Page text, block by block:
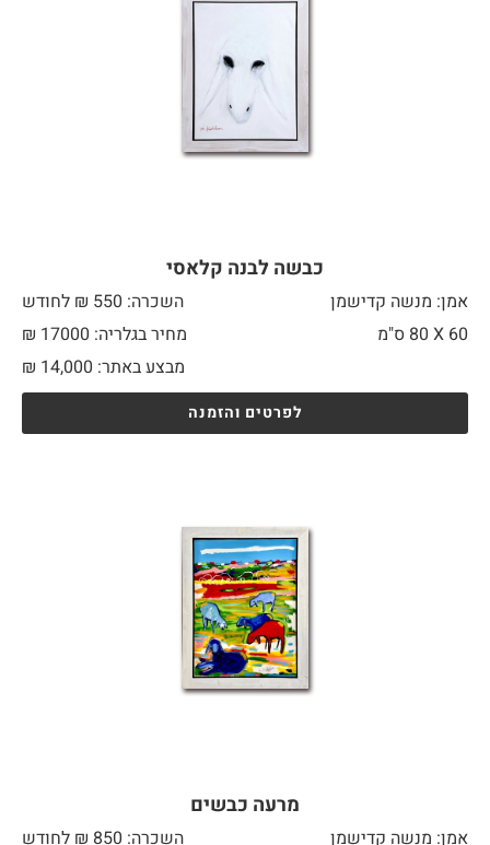
כבשה לבנה קלאסי
אמן: מנשה קדישמן
השכרה: 550 ₪ לחודש
60 X
מחיר בגלריה: 17000 ₪
מבצע באתר:
₪ 14,000
לפרטים והזמנה
מרעה כבשים
אמן: מנשה קדישמן
השכרה: 850 ₪ לחודש